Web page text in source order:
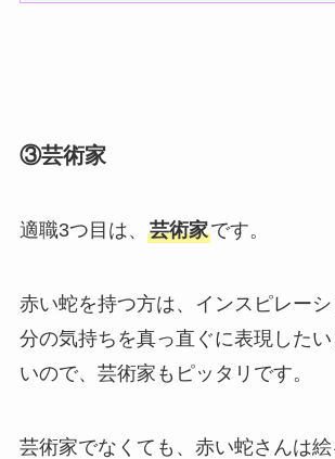
③芸術家
適職3つ目は、 芸術家です。
赤い蛇を持つ方は、インスピレー
分の気持ちを真っ直ぐに表現した
いので、芸術家もピッタリです。
芸術家でなくても、赤い蛇さんは